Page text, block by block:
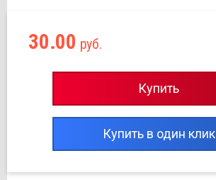
30.00 руб.
Купить
Купить в один клик